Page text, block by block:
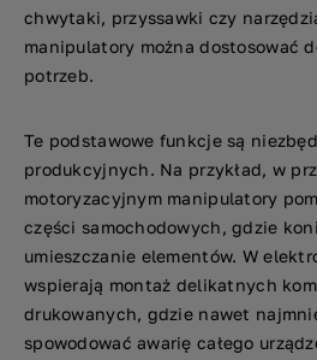
chwytaki, przyssawki czy
manipulatory można dostosować
potrzeb.
Te podstawowe funkcje są
produkcyjnych. Na przykład, w
motoryzacyjnym manipulatory
części samochodowych, gdzie
umieszczanie elementów. W
wspierają montaż delikatnych
drukowanych, gdzie nawet
spowodować awarię całego